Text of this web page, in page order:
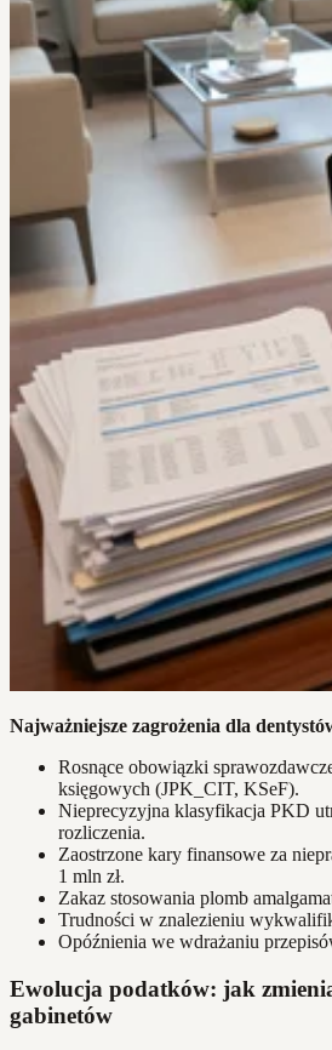
Najważniejsze zagrożenia dla
Rosnące obowiązki
księgowych (JPK_CIT, KSeF).
Nieprecyzyjna klasyfikacja PKD
rozliczenia.
Zaostrzone kary finansowe za
1 mln zł.
Zakaz stosowania plomb
Trudności w znalezieniu
Opóźnienia we wdrażaniu
Ewolucja podatków: jak
gabinetów